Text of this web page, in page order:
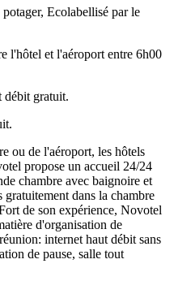
potager, Ecolabellisé par le
l'hôtel et l'aéroport entre 6h00
débit gratuit.
ou de l'aéroport, les hôtels
propose un accueil 24/24
chambre avec baignoire et
gratuitement dans la chambre
de son expérience, Novotel
d'organisation de
internet haut débit sans
de pause, salle tout